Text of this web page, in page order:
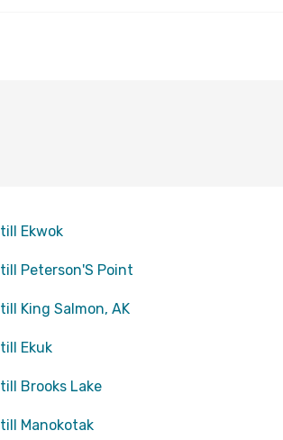
Ekwok
Peterson'S Point
King Salmon, AK
Ekuk
Brooks Lake
Manokotak